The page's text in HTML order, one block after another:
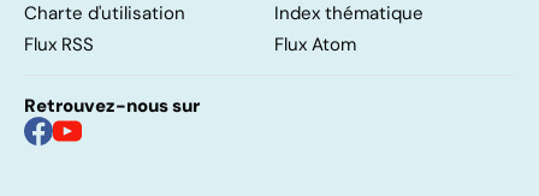
Charte d'utilisation
Index thématique
Flux RSS
Flux Atom
Retrouvez-nous sur